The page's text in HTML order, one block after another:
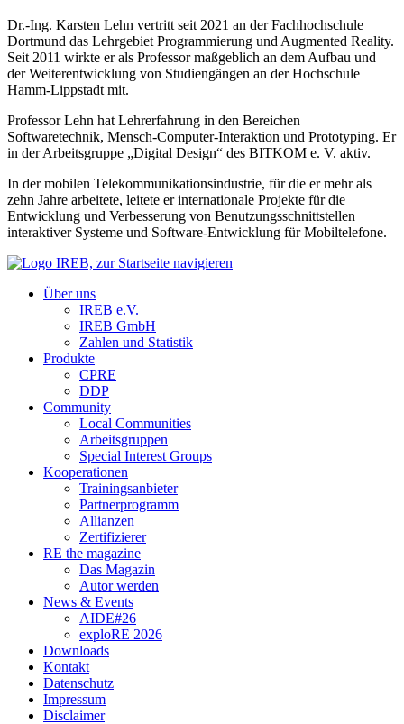
Dr.-Ing. Karsten Lehn vertritt seit 2021 an der Fachhochschule
Dortmund das Lehrgebiet Programmierung und Augmented Reality.
Seit 2011 wirkte er als Professor maßgeblich an dem Aufbau und
der Weiterentwicklung von Studiengängen an der Hochschule
Hamm-Lippstadt mit.
Professor Lehn hat Lehrerfahrung in den Bereichen
Softwaretechnik, Mensch-Computer-Interaktion und Prototyping. Er
in der Arbeitsgruppe „Digital Design“ des BITKOM e. V. aktiv.
In der mobilen Telekommunikationsindustrie, für die er mehr als
zehn Jahre arbeitete, leitete er internationale Projekte für die
Entwicklung und Verbesserung von Benutzungsschnittstellen
interaktiver Systeme und Software-Entwicklung für Mobiltelefone.
Über uns
IREB e.V.
IREB GmbH
Zahlen und Statistik
Produkte
CPRE
DDP
Community
Local Communities
Arbeitsgruppen
Special Interest Groups
Kooperationen
Trainingsanbieter
Partnerprogramm
Allianzen
Zertifizierer
RE the magazine
Das Magazin
Autor werden
News & Events
AIDE#26
exploRE 2026
Downloads
Kontakt
Datenschutz
Impressum
Disclaimer